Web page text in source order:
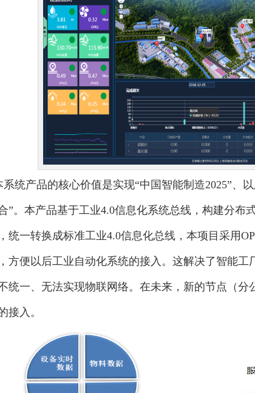
系统产品的核心价值是实现“中国智能制造2025”、
”。本产品基于工业4.0信息化系统总线，构建分布
统一转换成标准工业4.0信息化总线，本项目采用
方便以后工业自动化系统的接入。这解决了智能工
统一、无法实现物联网络。在未来，新的节点（
接入。